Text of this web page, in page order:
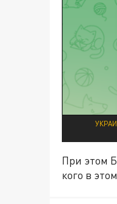
При этом
кого в